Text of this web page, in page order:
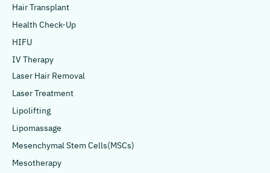
Hair Transplant
Health Check-Up
HIFU
IV Therapy
Laser Hair Removal
Laser Treatment
Lipolifting
Lipomassage
Mesenchymal Stem Cells(MSCs)
Mesotherapy